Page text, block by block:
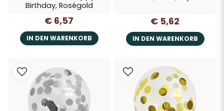
Birthday, Roségold
€ 6,57
IN DEN WARENKORB
€ 5,62
IN DEN WARENKORB